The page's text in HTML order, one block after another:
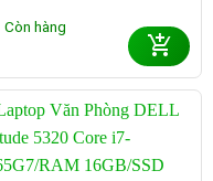
Còn hàng